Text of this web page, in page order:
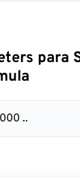
para
..